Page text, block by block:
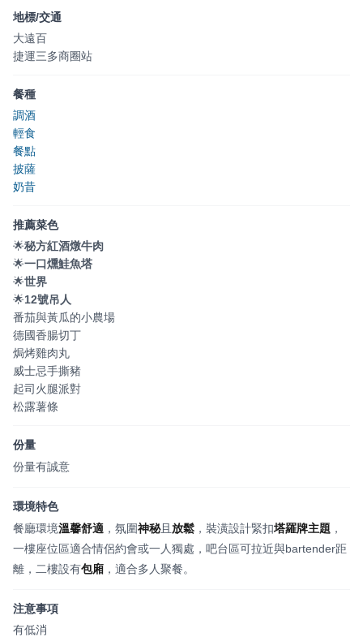
地標/交通
大遠百
捷運三多商圈站
餐種
調酒
輕食
餐點
披薩
奶昔
推薦菜色
🌟秘方紅酒燉牛肉
🌟一口燻鮭魚塔
🌟世界
🌟12號吊人
番茄與黃瓜的小農場
德國香腸切丁
焗烤雞肉丸
威士忌手撕豬
起司火腿派對
松露薯條
份量
份量有誠意
環境特色
餐廳環境溫馨舒適 ，氛圍神秘且 放鬆 ，裝潢設計緊扣塔羅牌主題 ，
一樓座位區適合情侶約會或一人獨處，吧台區可拉近與bartender距
離，二樓設有包廂 ，適合多人聚餐。
注意事項
有低消